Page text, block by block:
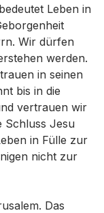
Leben in
Wir dürfen
werden.
in seinen
bis in die
vertrauen wir
Schluss Jesu
in Fülle zur
nicht zur
Das